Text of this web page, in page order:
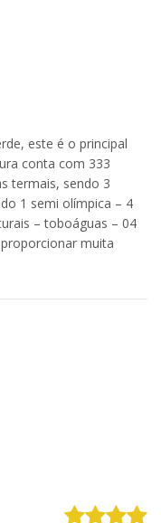
este é o principal
conta com 333
termais, sendo 3
1 semi olímpica – 4
– toboáguas – 04
muita